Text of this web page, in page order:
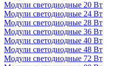
Модули светодиодные 20 Вт
Модули светодиодные 24 Вт
Модули светодиодные 28 Вт
Модули светодиодные 36 Вт
Модули светодиодные 40 Вт
Модули светодиодные 48 Вт
Модули светодиодные 72 Вт